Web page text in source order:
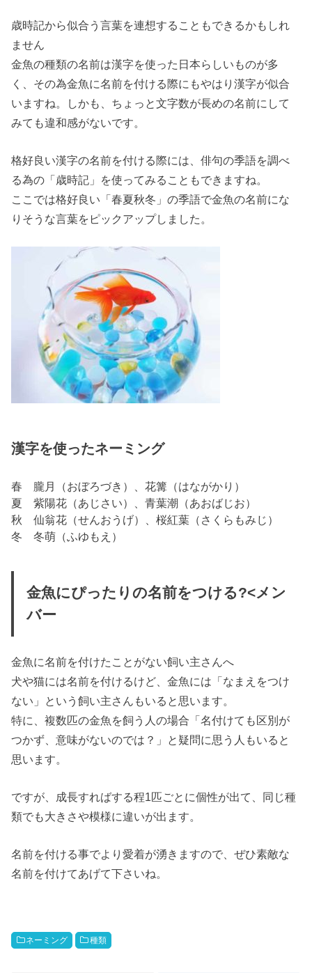
歳時記から似合う言葉を連想することもできるかもしれ
ません
金魚の種類の名前は漢字を使った日本らしいものが多
く、その為金魚に名前を付ける際にもやはり漢字が似合
いますね。しかも、ちょっと文字数が長めの名前にして
みても違和感がないです。
格好良い漢字の名前を付ける際には、俳句の季語を調べ
る為の「歳時記」を使ってみることもできますね。
ここでは格好良い「春夏秋冬」の季語で金魚の名前にな
りそうな言葉をピックアップしました。
漢字を使ったネーミング
春 朧月（おぼろづき）、花篝（はながかり）
夏 紫陽花（あじさい）、青葉潮（あおばじお）
秋 仙翁花（せんおうげ）、桜紅葉（さくらもみじ）
冬 冬萌（ふゆもえ）
金魚にぴったりの名前をつける?<メン
バー
金魚に名前を付けたことがない飼い主さんへ
犬や猫には名前を付けるけど、金魚には「なまえをつけ
ない」という飼い主さんもいると思います。
特に、複数匹の金魚を飼う人の場合「名付けても区別が
つかず、意味がないのでは？」と疑問に思う人もいると
思います。
ですが、成長すればする程1匹ごとに個性が出て、同じ種
類でも大きさや模様に違いが出ます。
名前を付ける事でより愛着が湧きますので、ぜひ素敵な
名前を付けてあげて下さいね。
ネーミング 種類